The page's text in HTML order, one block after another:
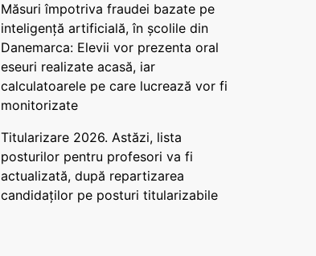
Măsuri împotriva fraudei bazate pe
inteligență artificială, în școlile din
Danemarca: Elevii vor prezenta oral
eseuri realizate acasă, iar
calculatoarele pe care lucrează vor fi
monitorizate
Titularizare 2026. Astăzi, lista
posturilor pentru profesori va fi
actualizată, după repartizarea
candidaților pe posturi titularizabile